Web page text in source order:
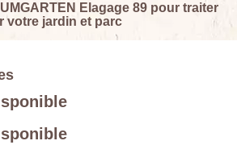
Elagage 89 pour traiter
votre jardin et parc